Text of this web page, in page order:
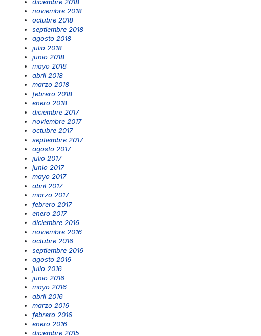
noviembre 2018
octubre 2018
septiembre 2018
agosto 2018
julio 2018
junio 2018
mayo 2018
abril 2018
marzo 2018
febrero 2018
enero 2018
diciembre 2017
noviembre 2017
octubre 2017
septiembre 2017
agosto 2017
julio 2017
junio 2017
mayo 2017
abril 2017
marzo 2017
febrero 2017
enero 2017
diciembre 2016
noviembre 2016
octubre 2016
septiembre 2016
agosto 2016
julio 2016
junio 2016
mayo 2016
abril 2016
marzo 2016
febrero 2016
enero 2016
diciembre 2015